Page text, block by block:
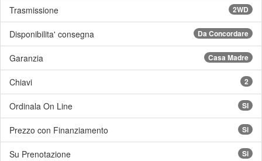
2WD
Trasmissione
Da Concordare
Disponibilita' consegna
Casa Madre
Garanzia
2
Chiavi
SI
Ordinala On Line
Si
Prezzo con Finanziamento
Si
Su Prenotazione